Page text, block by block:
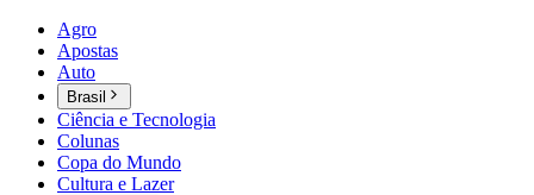
Agro
Apostas
Auto
Brasil
Ciência e Tecnologia
Colunas
Copa do Mundo
Cultura e Lazer